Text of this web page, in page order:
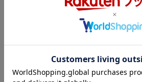
いいのだろうと感じたことはありませ
自称 “非常識ファミリーYouTuber” 森ケ
爆笑必至、たまに涙のエピソードを交え
直筆で語る初エッセイです。